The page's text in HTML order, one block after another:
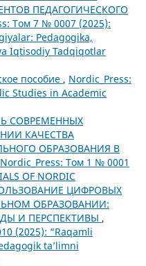
ПЕДАГОГИЧЕСКОГО
Том 7 № 0007 (2025):
Pedagogika,
Iqtisodiy Tadqiqotlar
пособие , Nordic_Press:
Studies in Academic
СОВРЕМЕННЫХ
КАЧЕСТВА
ОБРАЗОВАНИЯ В
Nordic_Press: Том 1 № 0001
OF NORDIC
ЦИФРОВЫХ
ОБРАЗОВАНИИ:
И ПЕРСПЕКТИВЫ ,
(2025): “Raqamli
ta’limni